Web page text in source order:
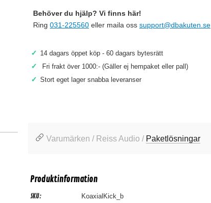
Behöver du hjälp? Vi finns här!
Ring 031-225560 eller maila oss support@dbakuten.se
✓ 14 dagars öppet köp - 60 dagars bytesrätt
✓ Fri frakt över 1000:- (Gäller ej hempaket eller pall)
✓ Stort eget lager snabba leveranser
Varumärken / Reiss Audio / Paketlösningar
Produktinformation
SKU: KoaxialKick_b